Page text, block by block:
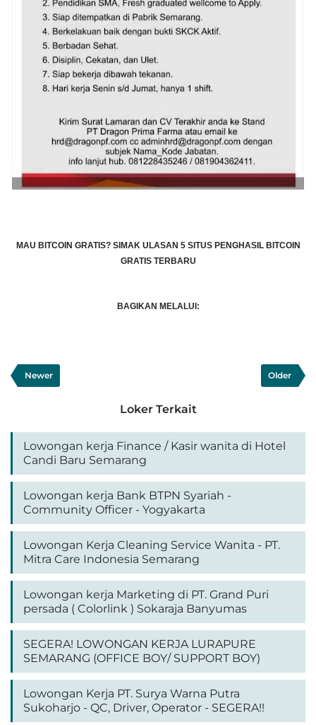
MAU BITCOIN GRATIS? SIMAK ULASAN 5 SITUS PENGHASIL BITCOIN
GRATIS TERBARU
BAGIKAN MELALUI:
Newer Older
Loker Terkait
Lowongan kerja Finance / Kasir wanita di Hotel
Candi Baru Semarang
Lowongan kerja Bank BTPN Syariah -
Community Officer - Yogyakarta
Lowongan Kerja Cleaning Service Wanita - PT.
Mitra Care Indonesia Semarang
Lowongan kerja Marketing di PT. Grand Puri
persada ( Colorlink ) Sokaraja Banyumas
SEGERA! LOWONGAN KERJA LURAPURE
SEMARANG (OFFICE BOY/ SUPPORT BOY)
Lowongan Kerja PT. Surya Warna Putra
Sukoharjo - QC, Driver, Operator - SEGERA!!